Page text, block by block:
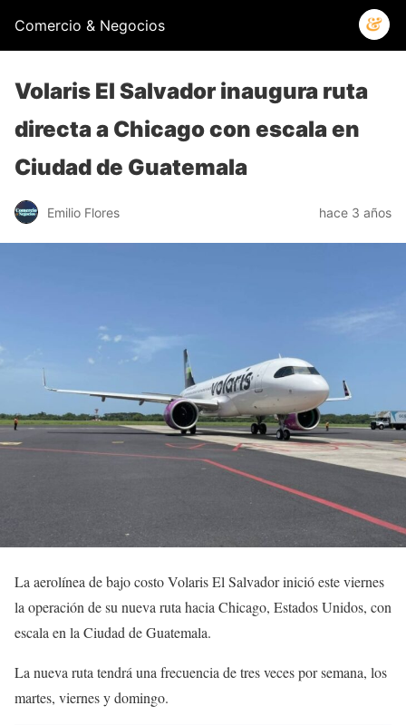
Comercio & Negocios
Volaris El Salvador inaugura ruta
directa a Chicago con escala en
Ciudad de Guatemala
Emilio Flores hace 3 años
La aerolínea de bajo costo Volaris El Salvador inició este viernes
la operación de su nueva ruta hacia Chicago, Estados Unidos, con
escala en la Ciudad de Guatemala.
La nueva ruta tendrá una frecuencia de tres veces por semana, los
martes, viernes y domingo.